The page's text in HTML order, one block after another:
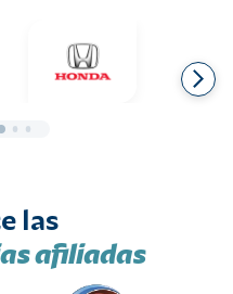
las
afiliadas